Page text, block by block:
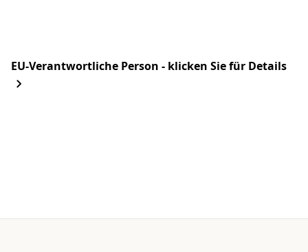
EU-Verantwortliche Person - klicken Sie für Details